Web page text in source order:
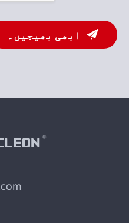
ابھی بھیجیں۔